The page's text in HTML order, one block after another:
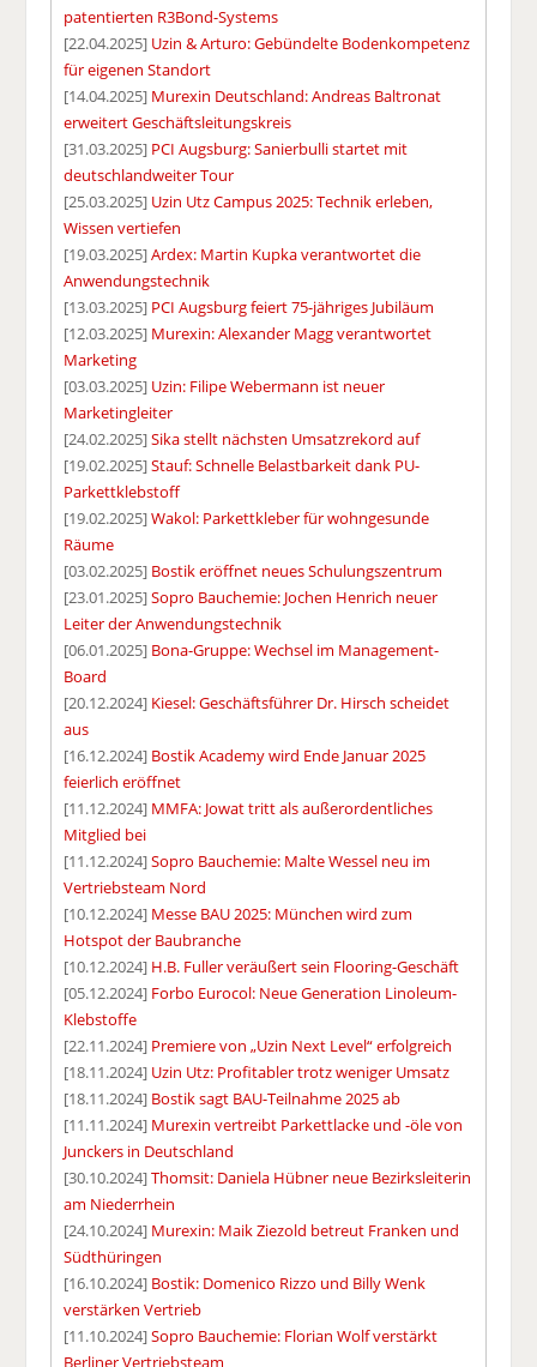
patentierten R3Bond-Systems
[22.04.2025] Uzin & Arturo: Gebündelte Bodenkompetenz
für eigenen Standort
[14.04.2025] Murexin Deutschland: Andreas Baltronat
erweitert Geschäftsleitungskreis
[31.03.2025] PCI Augsburg: Sanierbulli startet mit
deutschlandweiter Tour
[25.03.2025] Uzin Utz Campus 2025: Technik erleben,
Wissen vertiefen
[19.03.2025]Ardex: Martin Kupka verantwortet die
Anwendungstechnik
[13.03.2025] PCI Augsburg feiert 75-jähriges Jubiläum
[12.03.2025] Murexin: Alexander Magg verantwortet
Marketing
[03.03.2025] Uzin: Filipe Webermann ist neuer
Marketingleiter
[24.02.2025]Sika stellt nächsten Umsatzrekord auf
[19.02.2025]Stauf: Schnelle Belastbarkeit dank PU-
Parkettklebstoff
[19.02.2025]Wakol: Parkettkleber für wohngesunde
Räume
[03.02.2025] Bostik eröffnet neues Schulungszentrum
[23.01.2025]Sopro Bauchemie: Jochen Henrich neuer
Leiter der Anwendungstechnik
[06.01.2025] Bona-Gruppe: Wechsel im Management-
Board
[20.12.2024] Kiesel: Geschäftsführer Dr. Hirsch scheidet
aus
[16.12.2024] Bostik Academy wird Ende Januar 2025
feierlich eröffnet
[11.12.2024] MMFA: Jowat tritt als außerordentliches
Mitglied bei
[11.12.2024]Sopro Bauchemie: Malte Wessel neu im
Vertriebsteam Nord
[10.12.2024] Messe BAU 2025: München wird zum
Hotspot der Baubranche
[10.12.2024] H.B. Fuller veräußert sein Flooring-Geschäft
[05.12.2024] Forbo Eurocol: Neue Generation Linoleum-
Klebstoffe
[22.11.2024] Premiere von „Uzin Next Level“ erfolgreich
[18.11.2024] Uzin Utz: Profitabler trotz weniger Umsatz
[18.11.2024] Bostik sagt BAU-Teilnahme 2025 ab
[11.11.2024] Murexin vertreibt Parkettlacke und -öle von
Junckers in Deutschland
[30.10.2024]Thomsit: Daniela Hübner neue Bezirksleiterin
am Niederrhein
[24.10.2024] Murexin: Maik Ziezold betreut Franken und
Südthüringen
[16.10.2024] Bostik: Domenico Rizzo und Billy Wenk
verstärken Vertrieb
[11.10.2024]Sopro Bauchemie: Florian Wolf verstärkt
Berliner Vertriebsteam